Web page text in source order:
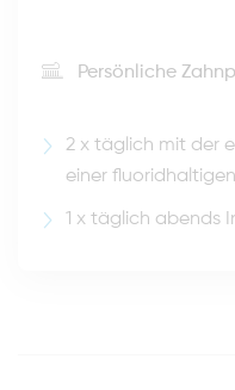
Persönliche
2 x täglich mit der
einer
1 x täglich abends